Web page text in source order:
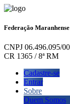
Federação
CNPJ 06.496.095/
CR 1365 / 8ª RM
Cadastre-se
Entrar
Sobre
Quem Somos